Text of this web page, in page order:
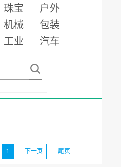
珠宝
户外
机械
包装
工业 汽车
1 下一页 尾页